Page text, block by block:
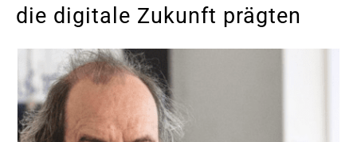
die digitale Zukunft prägten